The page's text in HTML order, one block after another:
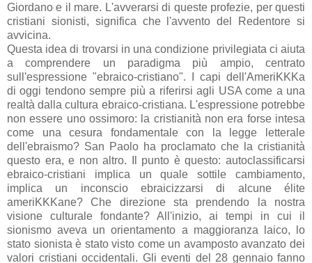
Giordano e il mare. L'avverarsi di queste profezie, per questi
cristiani sionisti, significa che l'avvento del Redentore si
avvicina.
Questa idea di trovarsi in una condizione privilegiata ci aiuta
a comprendere un paradigma più ampio, centrato
sull'espressione "ebraico-cristiano". I capi dell'AmeriKKKa
di oggi tendono sempre più a riferirsi agli USA come a una
realtà dalla cultura ebraico-cristiana. L'espressione potrebbe
non essere uno ossimoro: la cristianità non era forse intesa
come una cesura fondamentale con la legge letterale
dell'ebraismo? San Paolo ha proclamato che la cristianità
questo era, e non altro. Il punto è questo: autoclassificarsi
ebraico-cristiani implica un quale sottile cambiamento,
implica un inconscio ebraicizzarsi di alcune élite
ameriKKKane? Che direzione sta prendendo la nostra
visione culturale fondante? All'inizio, ai tempi in cui il
sionismo aveva un orientamento a maggioranza laico, lo
stato sionista è stato visto come un avamposto avanzato dei
valori cristiani occidentali. Gli eventi del 28 gennaio fanno